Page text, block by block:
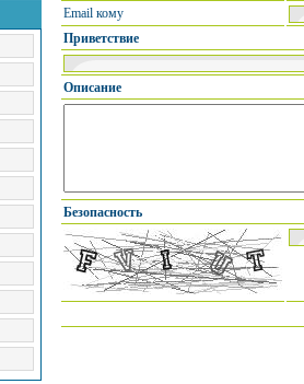
Email кому
Приветствие
Описание
Безопасность